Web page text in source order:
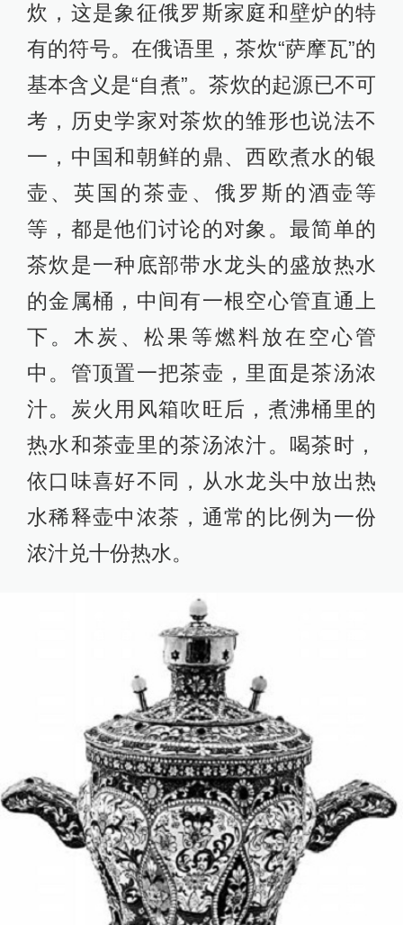
炊，这是象征俄罗斯家庭和壁炉的特
有的符号。在俄语里，茶炊“萨摩瓦”的
基本含义是“自煮”。茶炊的起源已不可
考，历史学家对茶炊的雏形也说法不
一，中国和朝鲜的鼎、西欧煮水的银
壶、英国的茶壶、俄罗斯的酒壶等
等，都是他们讨论的对象。最简单的
茶炊是一种底部带水龙头的盛放热水
的金属桶，中间有一根空心管直通上
下。木炭、松果等燃料放在空心管
中。管顶置一把茶壶，里面是茶汤浓
汁。炭火用风箱吹旺后，煮沸桶里的
热水和茶壶里的茶汤浓汁。喝茶时，
依口味喜好不同，从水龙头中放出热
水稀释壶中浓茶，通常的比例为一份
浓汁兑十份热水。